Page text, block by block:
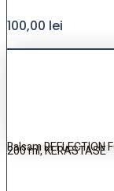
100,00 lei
Balsam
200 ml, KERASTASE